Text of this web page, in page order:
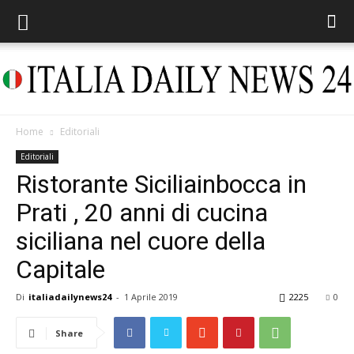
Daily
Home Editoriali
Editoriali
Ristorante Siciliainbocca in
Prati , 20 anni di cucina
siciliana nel cuore della
Capitale
Di italiadailynews24 - 1 Aprile 2019 0
2225
Share